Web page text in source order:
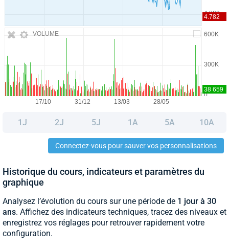
VOLUME
1J 2J 5J 1A 5A 10A
Connectez-vous pour sauver vos personnalisations
Historique du cours, indicateurs et paramètres du
graphique
Analysez l’évolution du cours sur une période de 1 jour à 30
ans. Affichez des indicateurs techniques, tracez des niveaux et
enregistrez vos réglages pour retrouver rapidement votre
configuration.